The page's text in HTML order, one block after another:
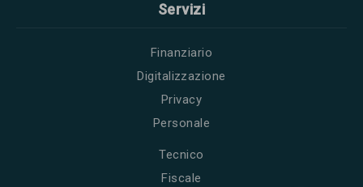
Servizi
Finanziario
Digitalizzazione
Privacy
Personale
Tecnico
Fiscale